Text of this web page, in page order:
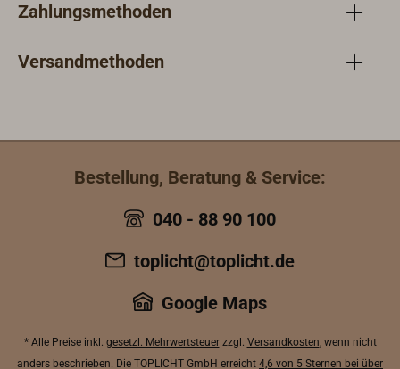
Zahlungsmethoden
Versandmethoden
Bestellung, Beratung & Service:
040 - 88 90 100
toplicht@toplicht.de
Google Maps
* Alle Preise inkl. gesetzl. Mehrwertsteuerzzgl. Versandkosten, wenn nicht
anders beschrieben. Die TOPLICHT GmbH erreicht 4,6 von 5 Sternen bei über